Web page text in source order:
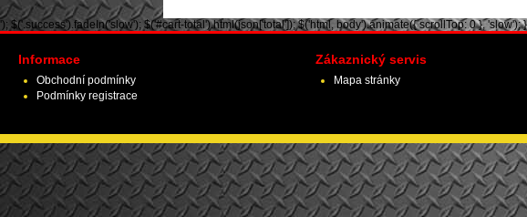
'); $('.success').fadeIn('slow'); $('#cart-total').html(json['total']); $('html, body').animate({ scrollTop: 0 }, 'slow');
Informace
Obchodní podmínky
Podmínky registrace
Zákaznický servis
Mapa stránky